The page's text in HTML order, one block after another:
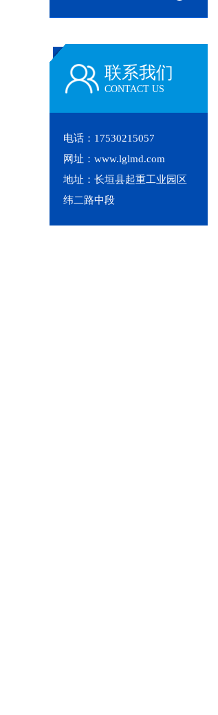
联系我们
CONTACT US
电话：17530215057
网址：www.lglmd.com
地址：长垣县起重工业园区
纬二路中段